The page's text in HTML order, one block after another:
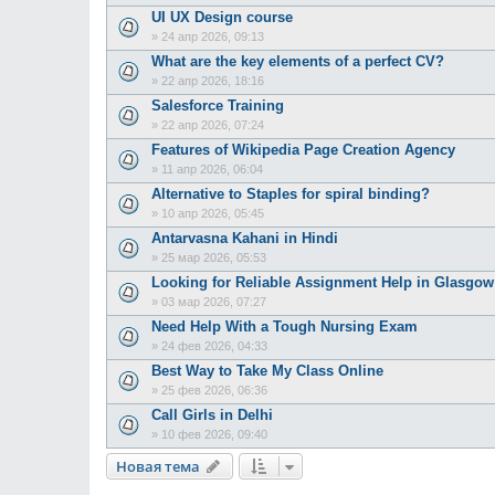
UI UX Design course
» 24 апр 2026, 09:13
What are the key elements of a perfect CV?
» 22 апр 2026, 18:16
Salesforce Training
» 22 апр 2026, 07:24
Features of Wikipedia Page Creation Agency
» 11 апр 2026, 06:04
Alternative to Staples for spiral binding?
» 10 апр 2026, 05:45
Antarvasna Kahani in Hindi
» 25 мар 2026, 05:53
Looking for Reliable Assignment Help in Glasgow
» 03 мар 2026, 07:27
Need Help With a Tough Nursing Exam
» 24 фев 2026, 04:33
Best Way to Take My Class Online
» 25 фев 2026, 06:36
Call Girls in Delhi
» 10 фев 2026, 09:40
Новая тема